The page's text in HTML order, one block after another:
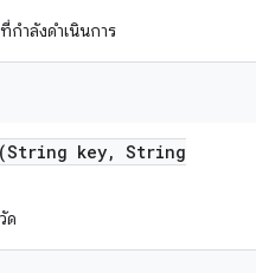
กำลังดำเนินการ
(String key, String
ด